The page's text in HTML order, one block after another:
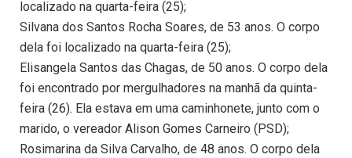
localizado na quarta-feira (25);
Silvana dos Santos Rocha Soares, de 53 anos. O corpo
dela foi localizado na quarta-feira (25);
Elisangela Santos das Chagas, de 50 anos. O corpo dela
foi encontrado por mergulhadores na manhã da quinta-
feira (26). Ela estava em uma caminhonete, junto com o
marido, o vereador Alison Gomes Carneiro (PSD);
Rosimarina da Silva Carvalho, de 48 anos. O corpo dela